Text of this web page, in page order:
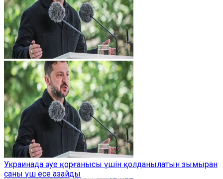
Украинада әуе қорғанысы үшін қолданылатын зымыран
саны үш есе азайды